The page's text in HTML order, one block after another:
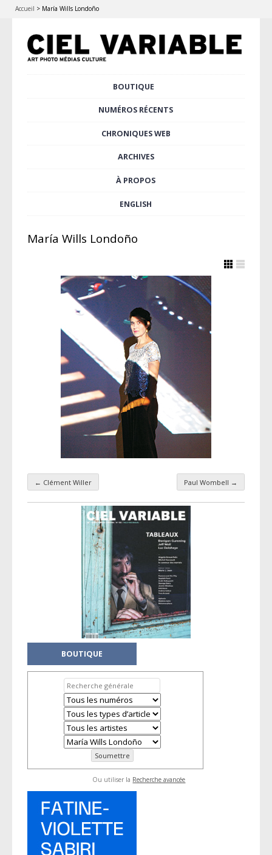
Accueil > María Wills Londoño
BOUTIQUE
NUMÉROS RÉCENTS
CHRONIQUES WEB
ARCHIVES
À PROPOS
ENGLISH
María Wills Londoño
Navigation par taxonomie
← Clément Willer Paul Wombell →
BOUTIQUE
Ou utiliser la Recherche avancée